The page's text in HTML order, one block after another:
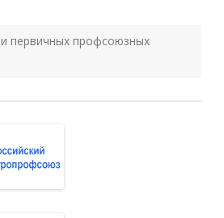
первичных профсоюзных